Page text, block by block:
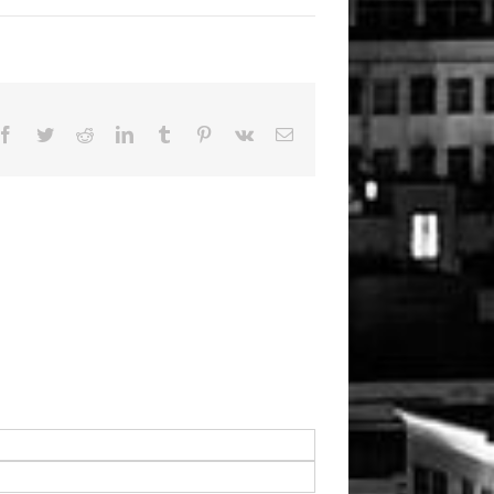
Facebook
TwitterRedditLinkedInTumblr Pinterest
Vk Email